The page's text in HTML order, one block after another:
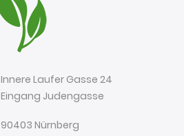
Innere Laufer Gasse 24
Eingang Judengasse
90403 Nürnberg